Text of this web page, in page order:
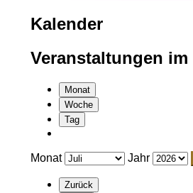
Kalender
Veranstaltungen im
Monat
Woche
Tag
Monat Jahr
Zurück